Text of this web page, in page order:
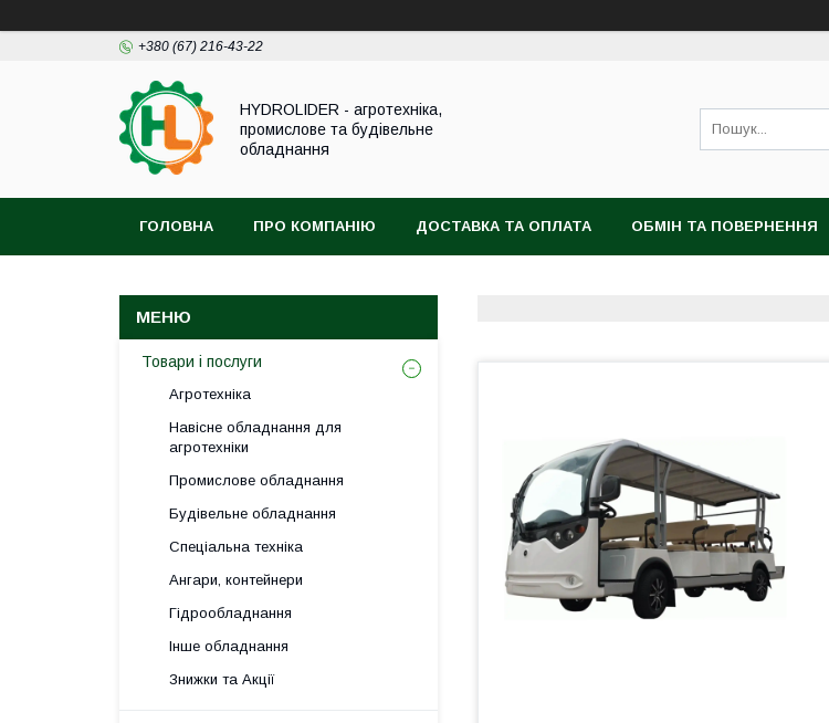
+380 (67) 216-43-22
HYDROLIDER - агротехніка,
промислове та будівельне
обладнання
ГОЛОВНА ПРО КОМПАНІЮ ДОСТАВКА ТА ОПЛАТА ОБМІН ТА ПОВЕРНЕННЯ
Товари і послуги
Агротехніка
Навісне обладнання для
агротехніки
Промислове обладнання
Будівельне обладнання
Спеціальна техніка
Ангари, контейнери
Гідрообладнання
Інше обладнання
Знижки та Акції